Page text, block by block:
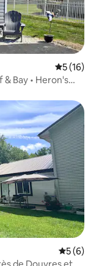
5 (16)
Bay • Heron's
5 (6)